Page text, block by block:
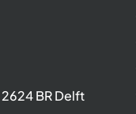
BR Delft